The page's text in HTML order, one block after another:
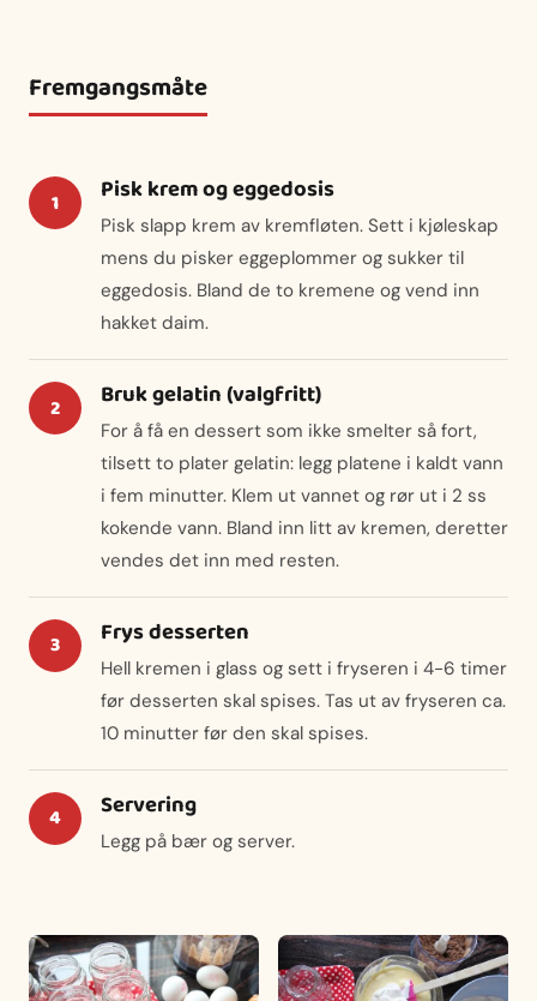
Fremgangsmåte
Pisk krem og eggedosis
Pisk slapp krem av kremfløten. Sett i kjøleskap
mens du pisker eggeplommer og sukker til
eggedosis. Bland de to kremene og vend inn
hakket daim.
Bruk gelatin (valgfritt)
For å få en dessert som ikke smelter så fort,
tilsett to plater gelatin: legg platene i kaldt vann
i fem minutter. Klem ut vannet og rør ut i 2 ss
kokende vann. Bland inn litt av kremen, deretter
vendes det inn med resten.
Frys desserten
Hell kremen i glass og sett i fryseren i 4-6 timer
før desserten skal spises. Tas ut av fryseren ca.
10 minutter før den skal spises.
Servering
Legg på bær og server.